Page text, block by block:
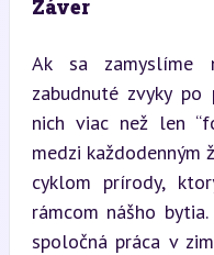
Záver
Ak sa zamyslíme
zabudnuté zvyky
nich viac než len
medzi každodenným
cyklom prírody,
rámcom nášho
spoločná práca v